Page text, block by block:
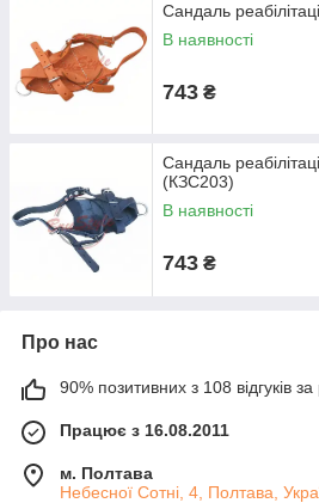
Сандаль
В наявності
743 ₴
Сандаль
(КЗС203)
В наявності
743 ₴
Про нас
90% позитивних з 108 відгуків за
Працює з 16.08.2011
м. Полтава
Небесної Сотні, 4, Полтава,